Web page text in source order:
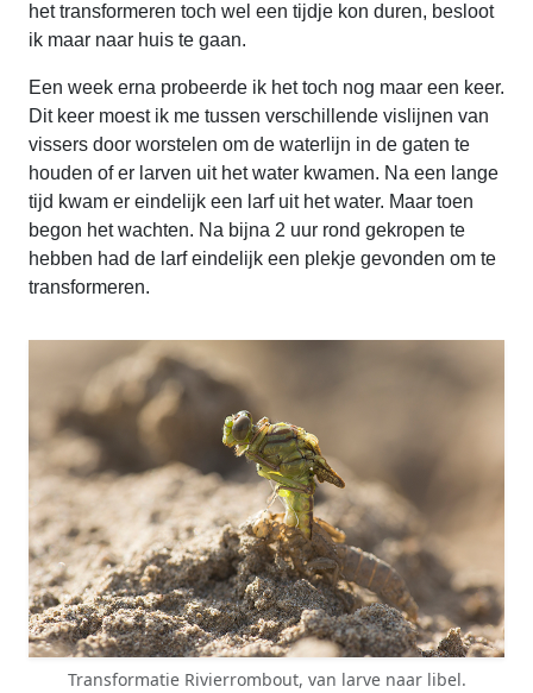
het transformeren toch wel een tijdje kon duren, besloot
ik maar naar huis te gaan.
Een week erna probeerde ik het toch nog maar een keer.
Dit keer moest ik me tussen verschillende vislijnen van
vissers door worstelen om de waterlijn in de gaten te
houden of er larven uit het water kwamen. Na een lange
tijd kwam er eindelijk een larf uit het water. Maar toen
begon het wachten. Na bijna 2 uur rond gekropen te
hebben had de larf eindelijk een plekje gevonden om te
transformeren.
Transformatie Rivierrombout, van larve naar libel.